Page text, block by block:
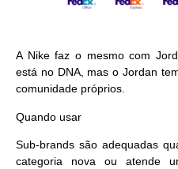
A Nike faz o mesmo com
está no DNA, mas o Jordan
comunidade próprios.
Quando usar
Sub-brands são adequadas
categoria nova ou atende